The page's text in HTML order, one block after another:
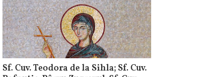
Sf. Cuv. Teodora de la Sihla; Sf. Cuv.